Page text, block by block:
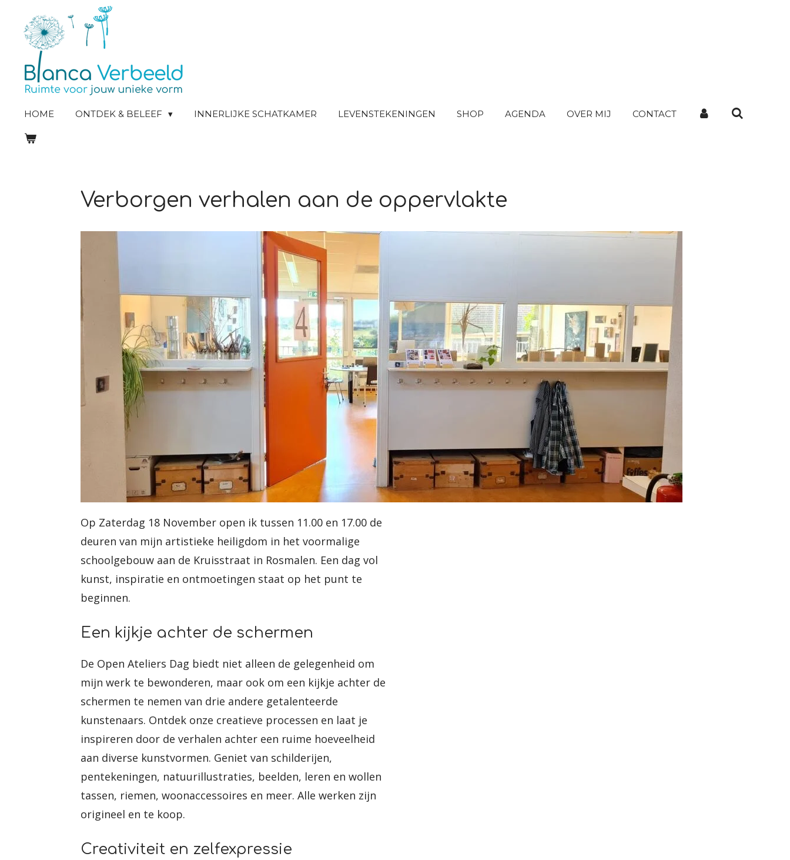
direct
hoofdinhoud
HOME ONTDEK & BELEEF INNERLIJKE SCHATKAMER LEVENSTEKENINGEN SHOP AGENDA OVER MIJ CONTACT
Verborgen verhalen aan de oppervlakte
Op Zaterdag 18 November open ik tussen 11.00 en 17.00 de
deuren van mijn artistieke heiligdom in het voormalige
schoolgebouw aan de Kruisstraat in Rosmalen. Een dag vol
kunst, inspiratie en ontmoetingen staat op het punt te
beginnen.
Een kijkje achter de schermen
De Open Ateliers Dag biedt niet alleen de gelegenheid om
mijn werk te bewonderen, maar ook om een kijkje achter de
schermen te nemen van drie andere getalenteerde
kunstenaars. Ontdek onze creatieve processen en laat je
inspireren door de verhalen achter een ruime hoeveelheid
aan diverse kunstvormen. Geniet van schilderijen,
pentekeningen, natuurillustraties, beelden, leren en wollen
tassen, riemen, woonaccessoires en meer. Alle werken zijn
origineel en te koop.
Creativiteit en zelfexpressie